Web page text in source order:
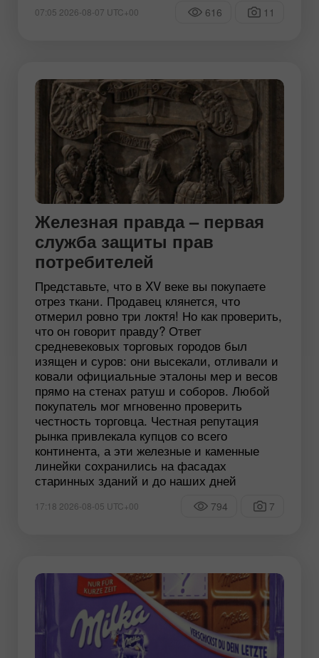
07:05 2026-08-07 UTC+00 616 11
Железная правда – первая
служба защиты прав
потребителей
Представьте, что в XV веке вы покупаете
отрез ткани. Продавец клянется, что
отмерил ровно три локтя! Но как проверить,
что он говорит правду? Ответ
средневековых торговых городов был
изящен и суров: они высекали, отливали и
ковали официальные эталоны мер и весов
прямо на стенах ратуш и соборов. Любой
покупатель мог мгновенно проверить
честность торговца. Честная репутация
рынка привлекала купцов со всего
континента, а эти железные и каменные
линейки сохранились на фасадах
старинных зданий и до наших дней
17:18 2026-08-05 UTC+00 794 7